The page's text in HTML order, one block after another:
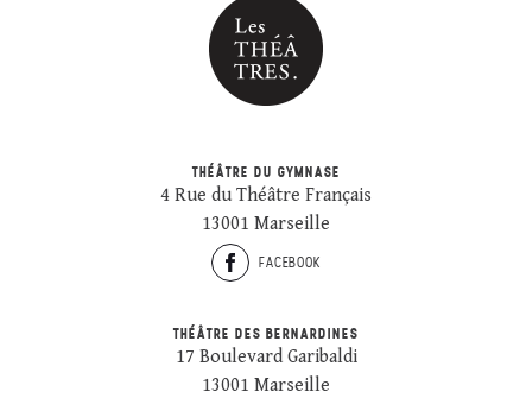
THÉÂTRE DU GYMNASE
4 Rue du Théâtre Français
13001 Marseille
FACEBOOK
THÉÂTRE DES BERNARDINES
17 Boulevard Garibaldi
13001 Marseille